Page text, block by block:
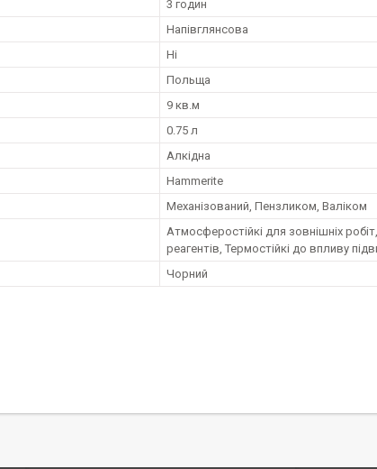
3 годин
Напівглянсова
Ні
Польща
9 кв.м
0.75 л
Алкідна
Нammerite
Механізований, Пензликом, Валіком
Атмосферостійкі для зовнішніх
реагентів, Термостійкі до впливу
Чорний